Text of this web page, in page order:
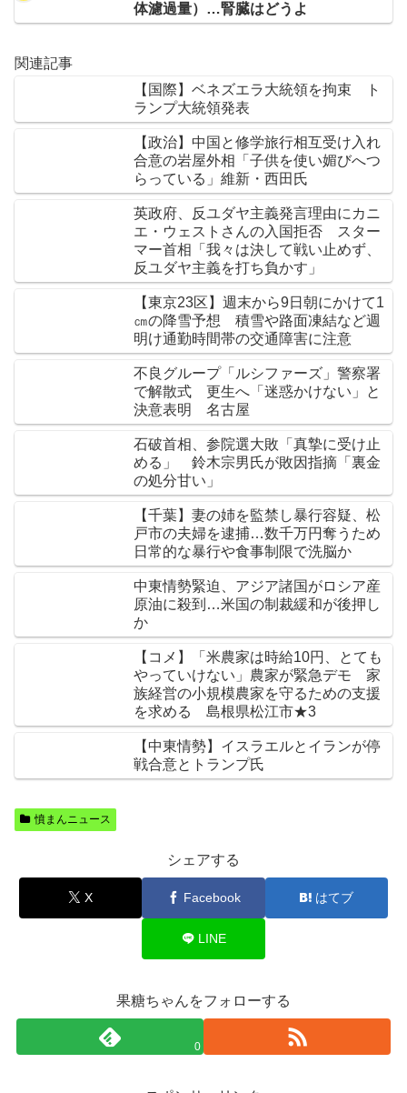
体濾過量）…腎臓はどうよ
関連記事
【国際】ベネズエラ大統領を拘束 ト
ランプ大統領発表
【政治】中国と修学旅行相互受け入れ
合意の岩屋外相「子供を使い媚びへつ
らっている」維新・西田氏
英政府、反ユダヤ主義発言理由にカニ
エ・ウェストさんの入国拒否 スター
マー首相「我々は決して戦い止めず、
反ユダヤ主義を打ち負かす」
【東京23区】週末から9日朝にかけて1
㎝の降雪予想 積雪や路面凍結など週
明け通勤時間帯の交通障害に注意
不良グループ「ルシファーズ」警察署
で解散式 更生へ「迷惑かけない」と
決意表明 名古屋
石破首相、参院選大敗「真摯に受け止
める」 鈴木宗男氏が敗因指摘「裏金
の処分甘い」
【千葉】妻の姉を監禁し暴行容疑、松
戸市の夫婦を逮捕…数千万円奪うため
日常的な暴行や食事制限で洗脳か
中東情勢緊迫、アジア諸国がロシア産
原油に殺到…米国の制裁緩和が後押し
か
【コメ】「米農家は時給10円、とても
やっていけない」農家が緊急デモ 家
族経営の小規模農家を守るための支援
を求める 島根県松江市★3
【中東情勢】イスラエルとイランが停
戦合意とトランプ氏
憤まんニュース
シェアする
X Facebook はてブ
LINE
果糖ちゃんをフォローする
0